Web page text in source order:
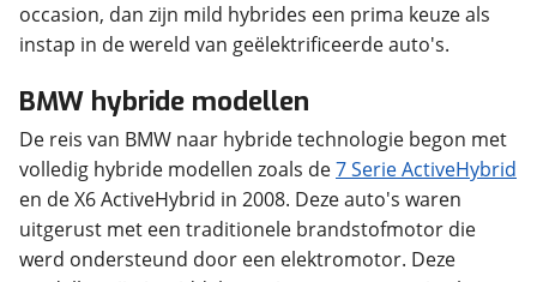
occasion, dan zijn mild hybrides een prima keuze als
instap in de wereld van geëlektrificeerde auto's.
BMW hybride modellen
De reis van BMW naar hybride technologie begon met
volledig hybride modellen zoals de7 Serie ActiveHybrid
en de X6 ActiveHybrid in 2008. Deze auto's waren
uitgerust met een traditionele brandstofmotor die
werd ondersteund door een elektromotor. Deze